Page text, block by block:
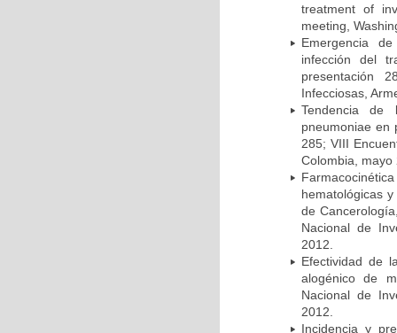
treatment of
meeting,
Emergencia
infección del
presentación
Infecciosas,
Tendencia de
pneumoniae en
285; VIII
Colombia, mayo
hematológicas
de
Nacional de
2012.
Efectividad de
alogénico de
Nacional de
2012.
Incidencia y